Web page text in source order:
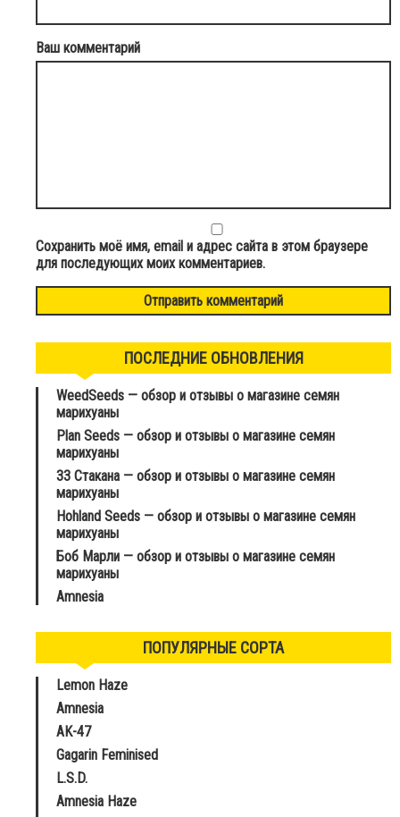
Ваш комментарий
Сохранить моё имя, email и адрес сайта в этом браузере
для последующих моих комментариев.
ПОСЛЕДНИЕ ОБНОВЛЕНИЯ
WeedSeeds — обзор и отзывы о магазине семян
марихуаны
Plan Seeds — обзор и отзывы о магазине семян
марихуаны
33 Стакана — обзор и отзывы о магазине семян
марихуаны
Hohland Seeds — обзор и отзывы о магазине семян
марихуаны
Боб Марли — обзор и отзывы о магазине семян
марихуаны
Amnesia
ПОПУЛЯРНЫЕ СОРТА
Lemon Haze
Amnesia
AK-47
Gagarin Feminised
L.S.D.
Amnesia Haze